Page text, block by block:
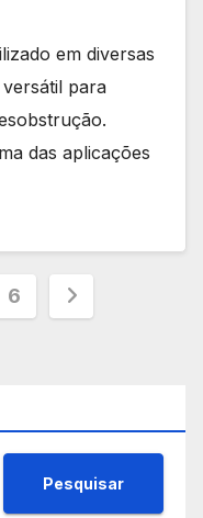
em diversas
para
das aplicações
6
Pesquisar